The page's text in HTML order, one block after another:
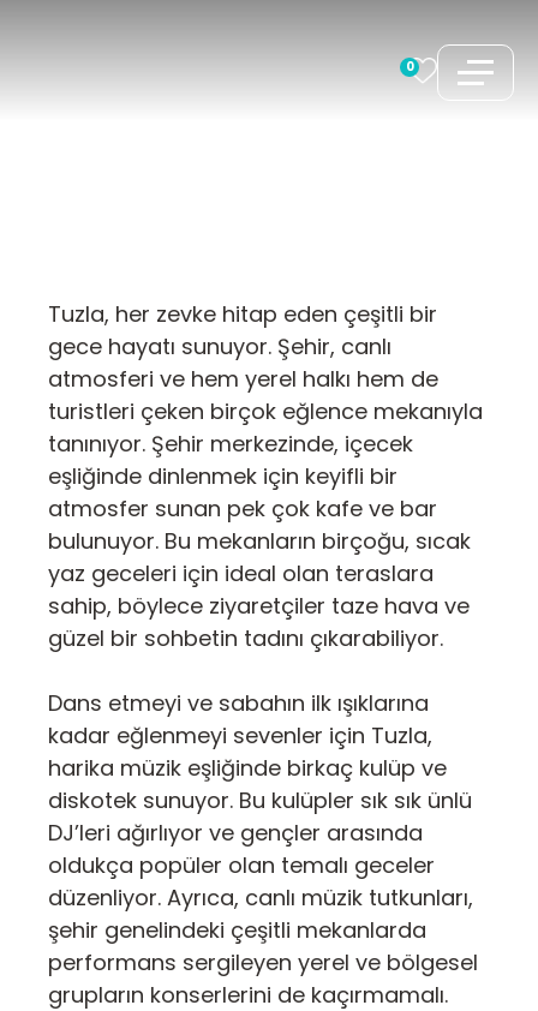
0
Tuzla, her zevke hitap eden çeşitli bir
gece hayatı sunuyor. Şehir, canlı
atmosferi ve hem yerel halkı hem de
turistleri çeken birçok eğlence mekanıyla
tanınıyor. Şehir merkezinde, içecek
eşliğinde dinlenmek için keyifli bir
atmosfer sunan pek çok kafe ve bar
bulunuyor. Bu mekanların birçoğu, sıcak
yaz geceleri için ideal olan teraslara
sahip, böylece ziyaretçiler taze hava ve
güzel bir sohbetin tadını çıkarabiliyor.
Dans etmeyi ve sabahın ilk ışıklarına
kadar eğlenmeyi sevenler için Tuzla,
harika müzik eşliğinde birkaç kulüp ve
diskotek sunuyor. Bu kulüpler sık sık ünlü
DJ’leri ağırlıyor ve gençler arasında
oldukça popüler olan temalı geceler
düzenliyor. Ayrıca, canlı müzik tutkunları,
şehir genelindeki çeşitli mekanlarda
performans sergileyen yerel ve bölgesel
grupların konserlerini de kaçırmamalı.